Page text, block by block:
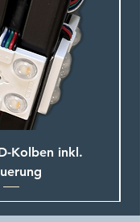
Kolben inkl.